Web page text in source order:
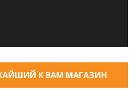
К ВАМ МАГАЗИН